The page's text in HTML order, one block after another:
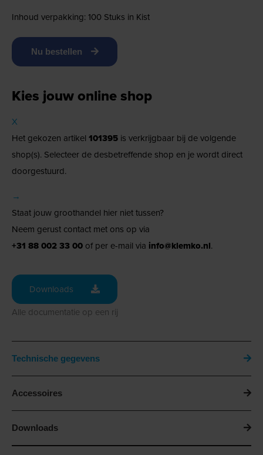
Inhoud verpakking: 100 Stuks in Kist
Nu bestellen
Kies jouw online shop
X
Het gekozen artikel 101395 is verkrijgbaar bij de volgende
shop(s). Selecteer de desbetreffende shop en je wordt direct
doorgestuurd.
→
Staat jouw groothandel hier niet tussen?
Neem gerust contact met ons op via
+31 88 002 33 00 of per e-mail via info@klemko.nl.
Downloads
Alle documentatie op een rij
Technische gegevens
Accessoires
Downloads